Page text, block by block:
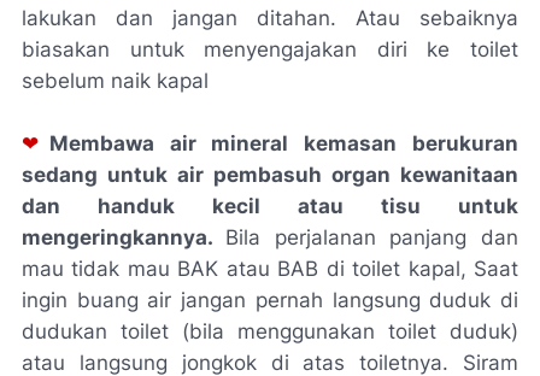
lakukan dan jangan ditahan. Atau sebaiknya
biasakan untuk menyengajakan diri ke toilet
sebelum naik kapal
❤ Membawa air mineral kemasan berukuran
sedang untuk air pembasuh organ kewanitaan
dan handuk kecil atau tisu untuk
mengeringkannya. Bila perjalanan panjang dan
mau tidak mau BAK atau BAB di toilet kapal, Saat
ingin buang air jangan pernah langsung duduk di
dudukan toilet (bila menggunakan toilet duduk)
atau langsung jongkok di atas toiletnya. Siram